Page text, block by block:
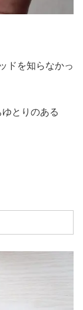
ドを知らなかっ
とりのある